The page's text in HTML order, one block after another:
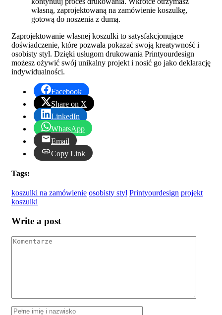
własną, zaprojektowaną na zamówienie koszulkę,
gotową do noszenia z dumą.
Zaprojektowanie własnej koszulki to satysfakcjonujące
doświadczenie, które pozwala pokazać swoją kreatywność i
osobisty styl. Dzięki usługom drukowania Printyourdesign
możesz ożywić swój unikalny projekt i nosić go jako deklarację
indywidualności.
Facebook
Share on X
LinkedIn
WhatsApp
Email
Copy Link
Tags:
koszulki na zamówienie osobisty styl Printyourdesign projekt
koszulki
Write a post